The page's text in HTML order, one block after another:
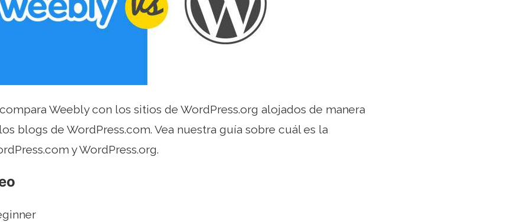
Weebly con los sitios de WordPress.org alojados de manera
blogs de WordPress.com. Vea nuestra guía sobre cuál es la
y WordPress.org.